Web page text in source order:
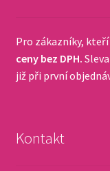
Pro zákazníky,
ceny bez DPH.
již při první
Kontakt